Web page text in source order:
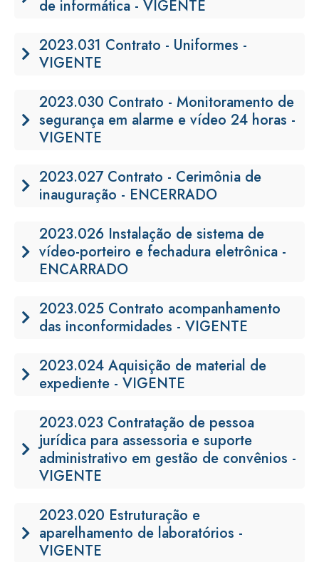
de informática - VIGENTE
2023.031 Contrato - Uniformes -
VIGENTE
2023.030 Contrato - Monitoramento de
segurança em alarme e vídeo 24 horas -
VIGENTE
2023.027 Contrato - Cerimônia de
inauguração - ENCERRADO
2023.026 Instalação de sistema de
vídeo-porteiro e fechadura eletrônica -
ENCARRADO
2023.025 Contrato acompanhamento
das inconformidades - VIGENTE
2023.024 Aquisição de material de
expediente - VIGENTE
2023.023 Contratação de pessoa
jurídica para assessoria e suporte
administrativo em gestão de convênios -
VIGENTE
2023.020 Estruturação e
aparelhamento de laboratórios -
VIGENTE